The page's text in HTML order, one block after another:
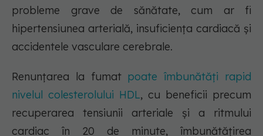
probleme grave de sănătate, cum ar fi
hipertensiunea arterială, insuficiența cardiacă și
accidentele vasculare cerebrale.
Renunțarea la fumat poate îmbunătăți rapid
nivelul colesterolului HDL, cu beneficii precum
recuperarea tensiunii arteriale și a ritmului
cardiac în 20 de minute, îmbunătățirea